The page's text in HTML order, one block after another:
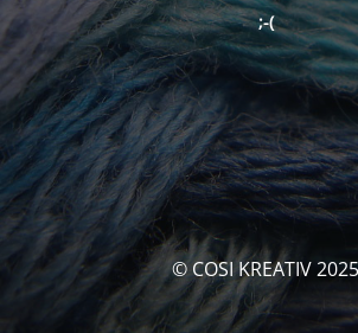
;-(
© COSI KREATIV 2025